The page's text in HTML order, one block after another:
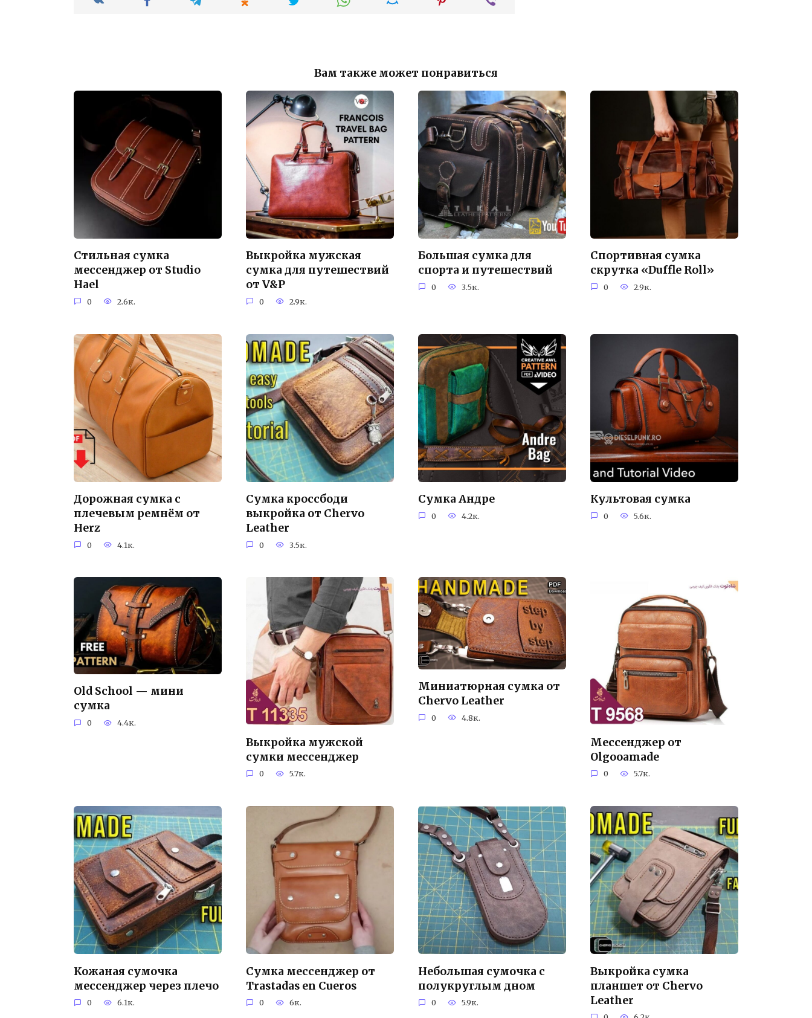
Вам также может понравиться
Стильная сумка
мессенджер от Studio
Hael
0 2.6к.
Выкройка мужская
сумка для путешествий
от V&P
0 2.9к.
Большая сумка для
спорта и путешествий
0 3.5к.
Спортивная сумка
скрутка «Duffle Roll»
0 2.9к.
Дорожная сумка с
плечевым ремнём от
Herz
0 4.1к.
Сумка кроссбоди
выкройка от Chervo
Leather
0 3.5к.
Сумка Андре
0 4.2к.
Культовая сумка
0 5.6к.
Old School — мини
сумка
0 4.4к.
Выкройка мужской
сумки мессенджер
0 5.7к.
Миниатюрная сумка от
Chervo Leather
0 4.8к.
Мессенджер от
Olgooamade
0 5.7к.
Кожаная сумочка
мессенджер через плечо
0 6.1к.
Сумка мессенджер от
Trastadas en Cueros
0 6к.
Небольшая сумочка с
полукруглым дном
0 5.9к.
Выкройка сумка
планшет от Chervo
Leather